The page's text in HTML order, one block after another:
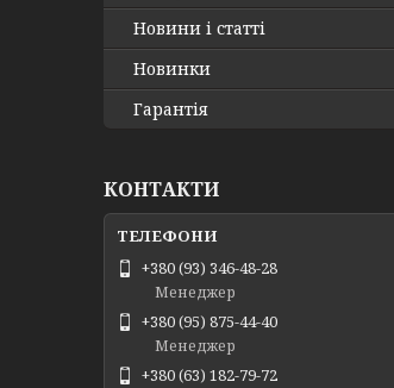
Новини і статті
Новинки
Гарантія
КОНТАКТИ
+380 (93) 346-48-28
Менеджер
+380 (95) 875-44-40
Менеджер
+380 (63) 182-79-72